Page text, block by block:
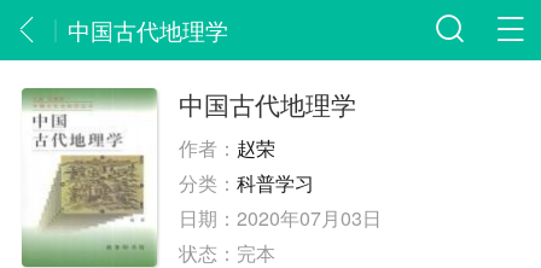
中国古代地理学
中国古代地理学
作者： 赵荣
分类：科普学习
日期：2020年07月03日
状态： 完本